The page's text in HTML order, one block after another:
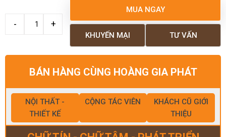
MUA NGAY
TƯ VẤN
KHUYẾN MẠI
BÁN HÀNG CÙNG HOÀNG GIA PHÁT
NỘI THẤT -
THIẾT KẾ
CỘNG TÁC VIÊN
KHÁCH CŨ GIỚI
THIỆU